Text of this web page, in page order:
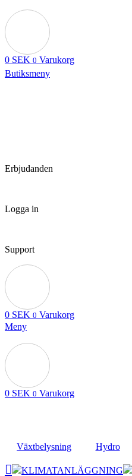
0 SEK 0 Varukorg
Butiksmeny
Erbjudanden
Logga in
Support
0 SEK 0 Varukorg
Meny
0 SEK 0 Varukorg
Växtbelysning Hydro
KLIMATANLÄGGNING